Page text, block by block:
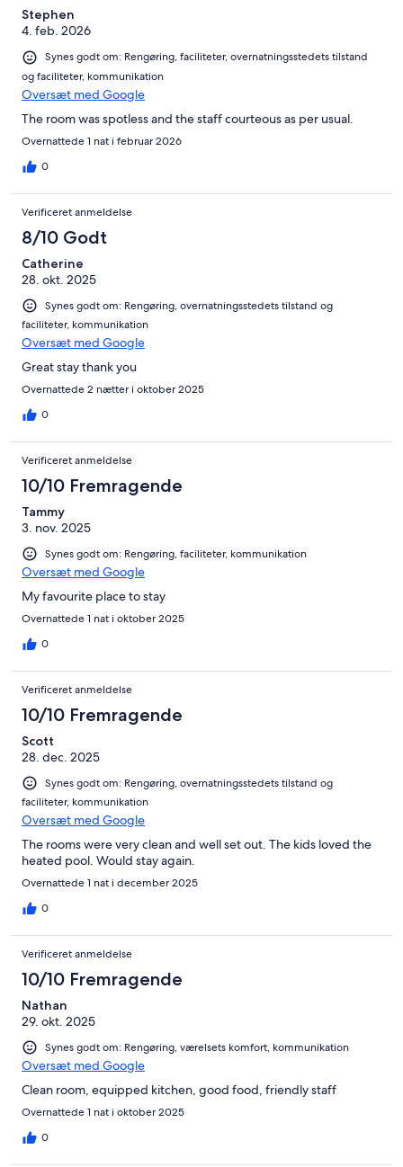
Stephen
4. feb. 2026
Synes godt om: Rengøring, faciliteter, overnatningsstedets tilstand
og faciliteter, kommunikation
Oversæt med Google
The room was spotless and the staff courteous as per usual.
Overnattede 1 nat i februar 2026
0
Verificeret anmeldelse
8/10 Godt
Catherine
28. okt. 2025
Synes godt om: Rengøring, overnatningsstedets tilstand og
faciliteter, kommunikation
Oversæt med Google
Great stay thank you
Overnattede 2 nætter i oktober 2025
0
Verificeret anmeldelse
10/10 Fremragende
Tammy
3. nov. 2025
Synes godt om: Rengøring, faciliteter, kommunikation
Oversæt med Google
My favourite place to stay
Overnattede 1 nat i oktober 2025
0
Verificeret anmeldelse
10/10 Fremragende
Scott
28. dec. 2025
Synes godt om: Rengøring, overnatningsstedets tilstand og
faciliteter, kommunikation
Oversæt med Google
The rooms were very clean and well set out. The kids loved the
heated pool. Would stay again.
Overnattede 1 nat i december 2025
0
Verificeret anmeldelse
10/10 Fremragende
Nathan
29. okt. 2025
Synes godt om: Rengøring, værelsets komfort, kommunikation
Oversæt med Google
Clean room, equipped kitchen, good food, friendly staff
Overnattede 1 nat i oktober 2025
0